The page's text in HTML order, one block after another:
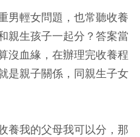
男輕女問題，也常聽收養
親生孩子一起分？答案當
沒血緣，在辦理完收養程
是親子關係，同親生子女
養我的父母我可以分，那